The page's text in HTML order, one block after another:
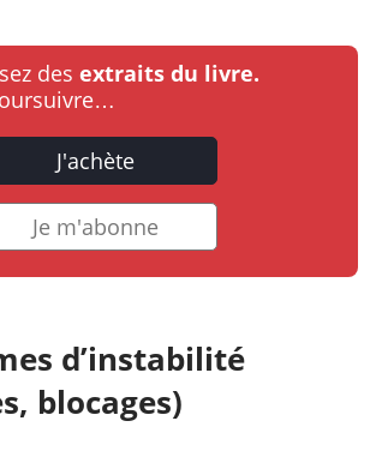
des extraits du livre.
J'achète
Je m'abonne
d’instabilité
blocages)